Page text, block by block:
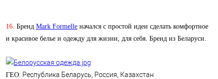
16. Бренд Mark Formelle начался с простой идеи сделать комфортное
и красивое белье и одежду для жизни, для себя. Бренд из Беларуси.
ГЕО: Республика Беларусь, Россия, Казахстан